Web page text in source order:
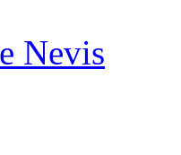
Nevis